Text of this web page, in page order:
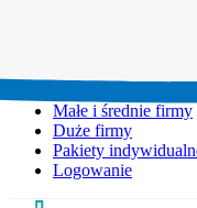
Małe i średnie firmy
Duże firmy
Pakiety
Logowanie